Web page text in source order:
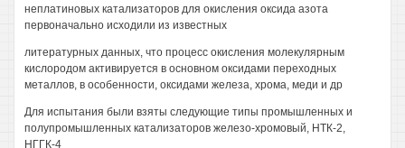
неплатиновых катализаторов для окисления оксида азота
первоначально исходили из известных
литературных данных, что процесс окисления молекулярным
кислородом активируется в основном оксидами переходных
металлов, в особенности, оксидами железа, хрома, меди и др
Для испытания были взяты следующие типы промышленных и
полупромышленных катализаторов железо-хромовый, НТК-2,
НГГК-4